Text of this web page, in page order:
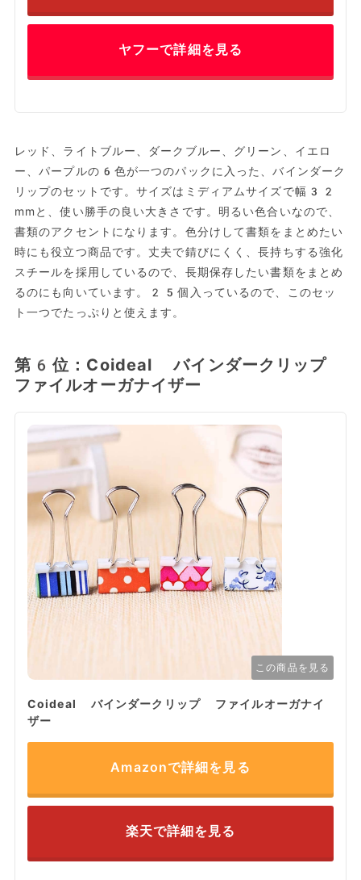
ヤフーで詳細を見る
レッド、ライトブルー、ダークブルー、グリーン、イエロ
ー、パープルの6色が一つのパックに入った、バインダーク
リップのセットです。サイズはミディアムサイズで幅32
mmと、使い勝手の良い大きさです。明るい色合いなので、
書類のアクセントになります。色分けして書類をまとめたい
時にも役立つ商品です。丈夫で錆びにくく、長持ちする強化
スチールを採用しているので、長期保存したい書類をまとめ
るのにも向いています。25個入っているので、このセッ
ト一つでたっぷりと使えます。
第6位：Coideal バインダークリップ
ファイルオーガナイザー
この商品を見る
Coideal バインダークリップ ファイルオーガナイ
ザー
Amazonで詳細を見る
楽天で詳細を見る